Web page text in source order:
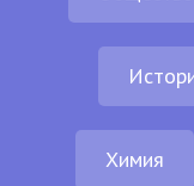
Химия